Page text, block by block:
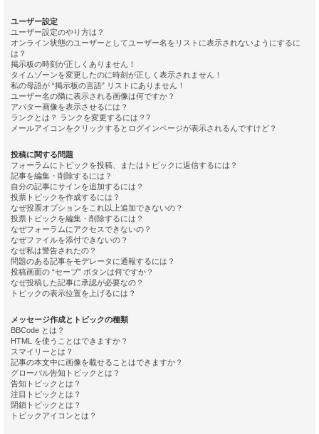
ユーザー設定
ユーザー設定のやり方は？
オンライン状態のユーザーとしてユーザー名をリストに表示されないようにするに
は？
掲示板の時刻が正しくありません！
タイムゾーンを変更したのに時刻が正しく表示されません！
私の母語が “掲示板の言語” リストにありません！
ユーザー名の隣に表示される画像は何ですか？
アバター画像を表示させるには？
ランクとは？ ランクを変更するには？?
メールアイコンをクリックするとログインページが表示されるんですけど？
投稿に関する問題
フォーラムにトピックを投稿、またはトピックに返信するには？
記事を編集・削除するには？
自分の記事にサインを追加するには？
投票トピックを作成するには？
なぜ投票オプションをこれ以上追加できないの？
投票トピックを編集・削除するには？
なぜフォーラムにアクセスできないの？
なぜファイルを添付できないの？
なぜ私は警告されたの？
問題のある記事をモデレータに通報するには？
投稿画面の “セーブ” ボタンは何ですか？
なぜ投稿した記事に承認が必要なの？
トピックの表示位置を上げるには？
メッセージ作成とトピックの種類
BBCode とは？
HTML を使うことはできますか？
スマイリーとは？
記事の本文中に画像を載せることはできますか？
グローバル告知トピックとは？
告知トピックとは？
注目トピックとは？
閉鎖トピックとは？
トピックアイコンとは？